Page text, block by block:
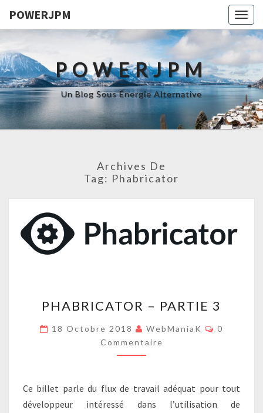
POWERJPM
POWERJPM
Un Blog Sous Énergie Alternative
Archives De
Tag: Phabricator
–
PARTIE
3
PHABRICATOR – PARTIE 3
18 Octobre 2018 WebManiaK
0
Commentaire
Ce billet parle du flux de travail adéquat pour tout
développeur intéressé dans l’utilisation de